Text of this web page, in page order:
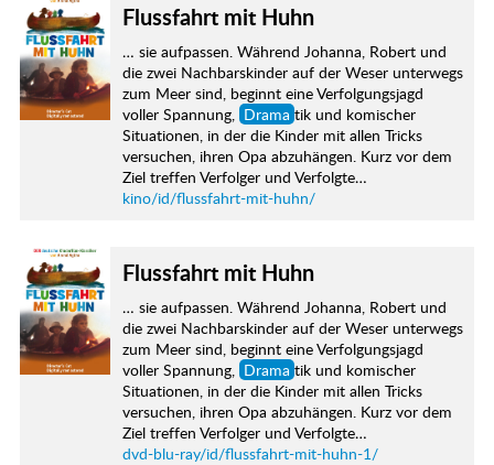
Flussfahrt mit Huhn
… sie aufpassen. Während Johanna, Robert und
die zwei Nachbarskinder auf der Weser unterwegs
zum Meer sind, beginnt eine Verfolgungsjagd
voller Spannung, Drama tik und komischer
Situationen, in der die Kinder mit allen Tricks
versuchen, ihren Opa abzuhängen. Kurz vor dem
Ziel treffen Verfolger und Verfolgte…
kino/id/flussfahrt-mit-huhn/
Flussfahrt mit Huhn
… sie aufpassen. Während Johanna, Robert und
die zwei Nachbarskinder auf der Weser unterwegs
zum Meer sind, beginnt eine Verfolgungsjagd
voller Spannung,
Drama tik und komischer
Situationen, in der die Kinder mit allen Tricks
versuchen, ihren Opa abzuhängen. Kurz vor dem
Ziel treffen Verfolger und Verfolgte…
dvd-blu-ray/id/flussfahrt-mit-huhn-1/